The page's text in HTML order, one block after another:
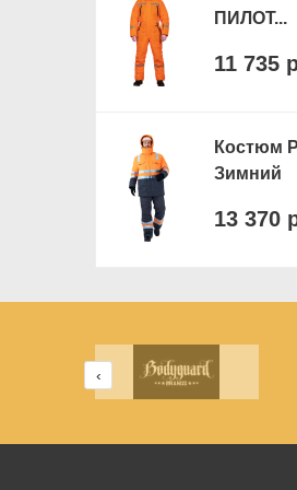
ПИЛОТ...
11 735
Костюм
Зимний
13 370
‹